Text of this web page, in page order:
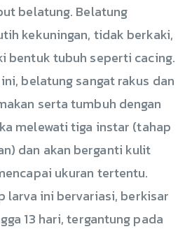
belatung. Belatung
kekuningan, tidak berkaki,
bentuk tubuh seperti cacing.
belatung sangat rakus dan
serta tumbuh dengan
melewati tiga instar (tahap
dan akan berganti kulit
ukuran tertentu.
larva ini bervariasi, berkisar
13 hari, tergantung pada